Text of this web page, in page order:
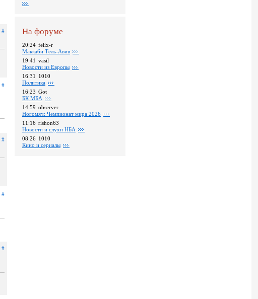
#
#
#
#
#
На форуме
20:24 felix-r
Маккаби Тель-Авив
19:41 vasil
Новости из Европы
16:31
1010
Политика
16:23 Got
БК МБА
14:59 observer
Ногомяч: Чемпионат мира 2026
11:16 rishon63
Новости и слухи НБА
08:26 1010
Кино и сериалы